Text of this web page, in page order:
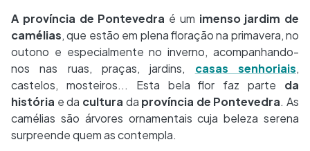
A província de Pontevedra é um imenso jardim de
camélias, que estão em plena floração na primavera, no
outono e especialmente no inverno, acompanhando-
nos nas ruas, praças, jardins, casas senhoriais,
castelos, mosteiros... Esta bela flor faz parte da
história e da cultura da província de Pontevedra. As
camélias são árvores ornamentais cuja beleza serena
surpreende quem as contempla.